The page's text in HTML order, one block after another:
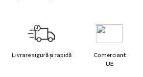
Livrare sigură și rapidă
Comerciant
UE